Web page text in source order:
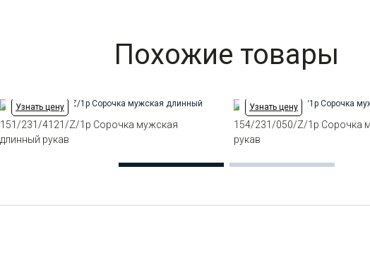
Похожие товары
Узнать цену
151/231/4121/Z/1p Сорочка мужская
длинный рукав
Узнать цену
154/231/050/Z/1p Сорочка
рукав